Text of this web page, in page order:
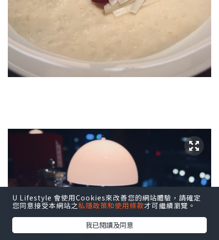
U Lifestyle 會使用Cookies來改善您的網站體驗，請確定
您同意接受本網站之私隱政策和使用條款才可繼續瀏覽。
我已閱讀及同意